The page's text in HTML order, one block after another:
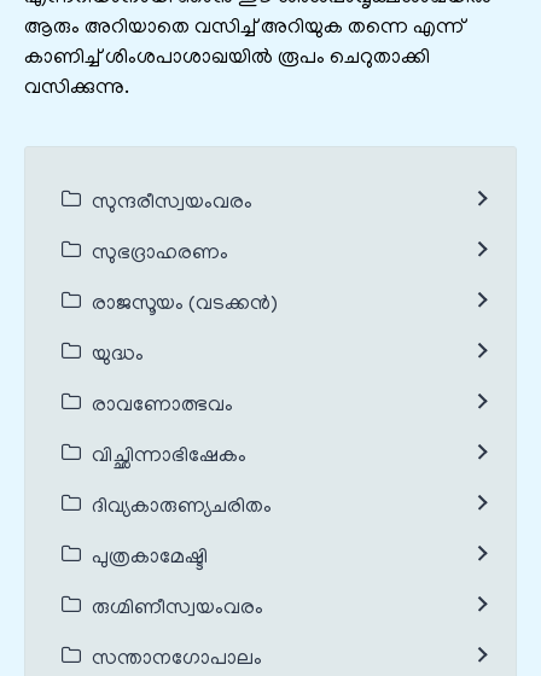
ആരും അറിയാതെ വസിച്ച് അറിയുക തന്നെ എന്ന്
കാണിച്ച് ശിംശപാശാഖയിൽ രൂപം ചെറുതാക്കി
വസിക്കുന്നു.
സുന്ദരീസ്വയംവരം
സുഭദ്രാഹരണം
രാജസൂയം (വടക്കൻ)
യുദ്ധം
രാവണോത്ഭവം
വിച്ഛിന്നാഭിഷേകം
ദിവ്യകാരുണ്യചരിതം
പുത്രകാമേഷ്ടി
രുഗ്മിണീസ്വയംവരം
സന്താനഗോപാലം